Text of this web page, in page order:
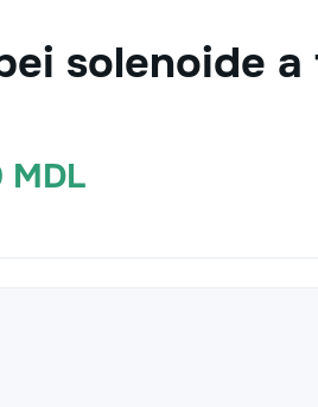
solenoide
MDL